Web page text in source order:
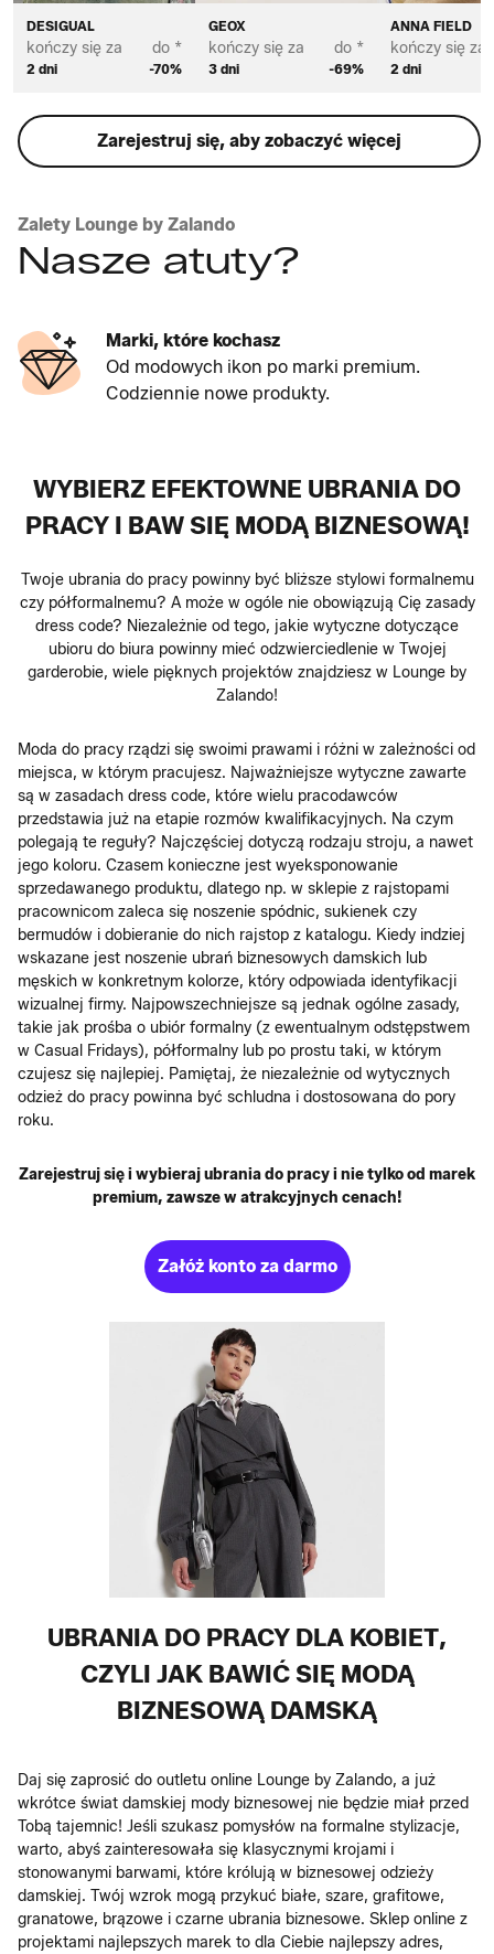
DESIGUAL
kończy się za
2 dni
do *
-70%
GEOX
kończy się za
3 dni
do *
-69%
ANNA FIELD
kończy się za
2 dni
Zarejestruj się, aby zobaczyć więcej
Zalety Lounge by Zalando
Nasze atuty?
Marki, które kochasz
Od modowych ikon po marki premium.
Codziennie nowe produkty.
WYBIERZ EFEKTOWNE UBRANIA DO
PRACY I BAW SIĘ MODĄ BIZNESOWĄ!
Twoje ubrania do pracy powinny być bliższe stylowi formalnemu
czy półformalnemu? A może w ogóle nie obowiązują Cię zasady
dress code? Niezależnie od tego, jakie wytyczne dotyczące
ubioru do biura powinny mieć odzwierciedlenie w Twojej
garderobie, wiele pięknych projektów znajdziesz w Lounge by
Zalando!
Moda do pracy rządzi się swoimi prawami i różni w zależności od
miejsca, w którym pracujesz. Najważniejsze wytyczne zawarte
są w zasadach dress code, które wielu pracodawców
przedstawia już na etapie rozmów kwalifikacyjnych. Na czym
polegają te reguły? Najczęściej dotyczą rodzaju stroju, a nawet
jego koloru. Czasem konieczne jest wyeksponowanie
sprzedawanego produktu, dlatego np. w sklepie z rajstopami
pracownicom zaleca się noszenie spódnic, sukienek czy
bermudów i dobieranie do nich rajstop z katalogu. Kiedy indziej
wskazane jest noszenie ubrań biznesowych damskich lub
męskich w konkretnym kolorze, który odpowiada identyfikacji
wizualnej firmy. Najpowszechniejsze są jednak ogólne zasady,
takie jak prośba o ubiór formalny (z ewentualnym odstępstwem
w Casual Fridays), półformalny lub po prostu taki, w którym
czujesz się najlepiej. Pamiętaj, że niezależnie od wytycznych
odzież do pracy powinna być schludna i dostosowana do pory
roku.
Zarejestruj się i wybieraj ubrania do pracy i nie tylko od marek
premium, zawsze w atrakcyjnych cenach!
Załóż konto za darmo
UBRANIA DO PRACY DLA KOBIET,
CZYLI JAK BAWIĆ SIĘ MODĄ
BIZNESOWĄ DAMSKĄ
Daj się zaprosić do outletu online Lounge by Zalando, a już
wkrótce świat damskiej mody biznesowej nie będzie miał przed
Tobą tajemnic! Jeśli szukasz pomysłów na formalne stylizacje,
warto, abyś zainteresowała się klasycznymi krojami i
stonowanymi barwami, które królują w biznesowej odzieży
damskiej. Twój wzrok mogą przykuć białe, szare, grafitowe,
granatowe, brązowe i czarne ubrania biznesowe. Sklep online z
projektami najlepszych marek to dla Ciebie najlepszy adres,